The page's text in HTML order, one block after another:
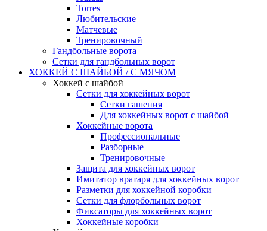
Torres
Любительские
Матчевые
Тренировочный
Гандбольные ворота
Сетки для гандбольных ворот
ХОККЕЙ С ШАЙБОЙ / С МЯЧОМ
Хоккей с шайбой
Сетки для хоккейных ворот
Сетки гашения
Для хоккейных ворот с шайбой
Хоккейные ворота
Профессиональные
Разборные
Тренировочные
Защита для хоккейных ворот
Имитатор вратаря для хоккейных ворот
Разметки для хоккейной коробки
Сетки для флорбольных ворот
Фиксаторы для хоккейных ворот
Хоккейные коробки